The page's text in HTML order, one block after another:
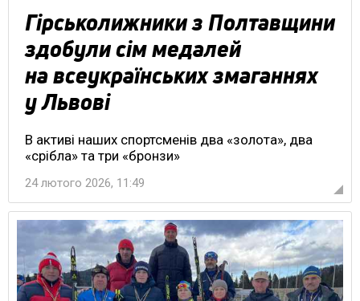
Гірськолижники з Полтавщини
здобули сім медалей
на всеукраїнських змаганнях
у Львові
В активі наших спортсменів два «золота», два
«срібла» та три «бронзи»
24 лютого 2026, 11:49